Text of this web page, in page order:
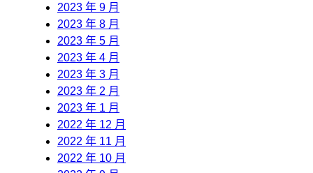
2023 年 9 月
2023 年 8 月
2023 年 5 月
2023 年 4 月
2023 年 3 月
2023 年 2 月
2023 年 1 月
2022 年 12 月
2022 年 11 月
2022 年 10 月